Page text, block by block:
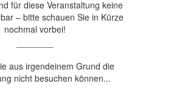
für diese Veranstaltung keine
– bitte schauen Sie in Kürze
nochmal vorbei!
aus irgendeinem Grund die
nicht besuchen können...